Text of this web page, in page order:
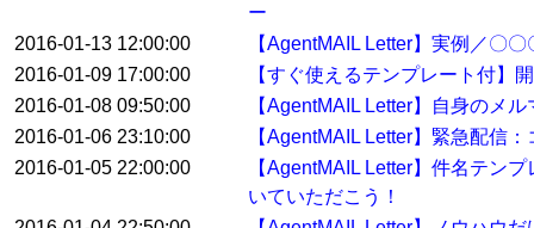
ー
2016-01-13 12:00:00
【AgentMAIL Letter】実例／〇
2016-01-09 17:00:00
【すぐ使えるテンプレート付】
2016-01-08 09:50:00
【AgentMAIL Letter】自身のメ
2016-01-06 23:10:00
【AgentMAIL Letter】緊急配信
2016-01-05 22:00:00
【AgentMAIL Letter】件名テン
いていただこう！